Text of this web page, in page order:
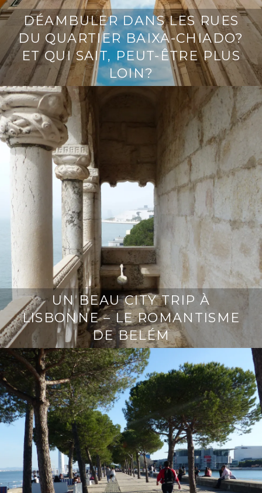
DÉAMBULER DANS LES RUES
DU QUARTIER BAIXA-CHIADO?
ET QUI SAIT, PEUT-ÊTRE PLUS
LOIN?
UN BEAU CITY TRIP À
LISBONNE – LE ROMANTISME
DE BELÉM